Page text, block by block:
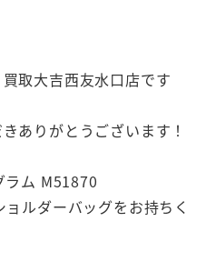
取大吉西友水口店です
ありがとうございます！
ム M51870
ルダーバッグをお持ちく